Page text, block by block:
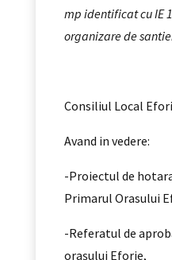
mp identificat cu IE
organizare de
Consiliul Local
Avand in vedere:
-Proiectul de
Primarul Orasului
-Referatul de
orașului Eforie,